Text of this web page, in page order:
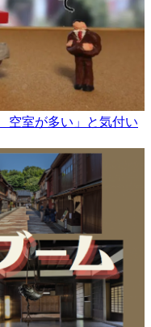
空室が多い」と気付い